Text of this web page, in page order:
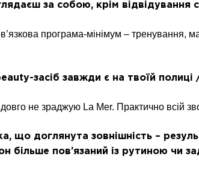
за собою, крім
програма-мінімум – тренування,
засіб завжди є на твоїй
не зраджую La Mer. Практично всій
що доглянута зовнішність –
більше пов’язаний із рутиною чи